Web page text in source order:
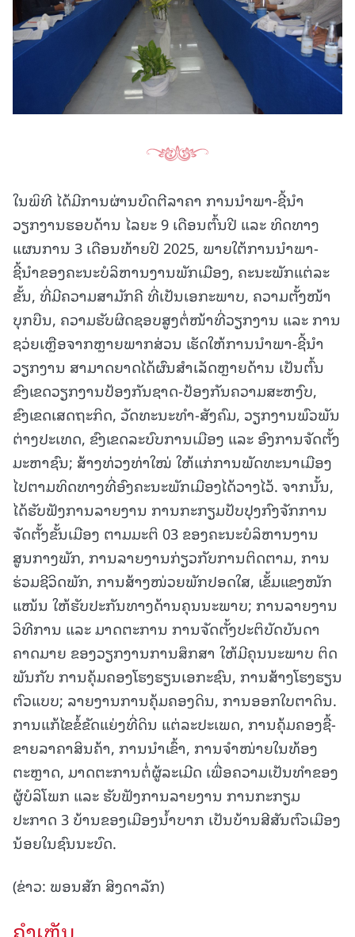
ໃນພິທີ ໄດ້ມີການຜ່ານບົດຕີລາຄາ ການນຳພາ-ຊີ້ນຳ
ວຽກງານຮອບດ້ານ ໄລຍະ 9 ເດືອນຕົ້ນປີ ແລະ ທິດທາງ
ແຜນການ 3 ເດືອນທ້າຍປີ 2025, ພາຍໃຕ້ການນຳພາ-
ຊີ້ນຳຂອງຄະນະບໍລິຫານງານພັກເມືອງ, ຄະນະພັກແຕ່ລະ
ຂັ້ນ, ທີ່ມີຄວາມສາມັກຄີ ທີ່ເປັນເອກະພາບ, ຄວາມຕັ້ງໜ້າ
ບຸກບືນ, ຄວາມຮັບຜິດຊອບສູງຕໍ່ໜ້າທີ່ວຽກງານ ແລະ ການ
ຊວ່ຍເຫຼືອຈາກຫຼາຍພາກສ່ວນ ເຮັດໃຫ້ການນຳພາ-ຊີ້ນຳ
ວຽກງານ ສາມາດຍາດໄດ້ຜົນສຳເລັດຫຼາຍດ້ານ ເປັນຕົ້ນ
ຂົງເຂດວຽກງານປ້ອງກັນຊາດ-ປ້ອງກັນຄວາມສະຫງົບ,
ຂົງເຂດເສດຖະກິດ, ວັດທະນະທຳ-ສັງຄົມ, ວຽກງານພົວພັນ
ຕ່າງປະເທດ, ຂົງເຂດລະບົບການເມືອງ ແລະ ອົງການຈັດຕັ້ງ
ມະຫາຊົນ; ສ້າງທ່ວງທ່າໃໝ່ ໃຫ້ແກ່ການພັດທະນາເມືອງ
ໄປຕາມທິດທາງທີ່ອົງຄະນະພັກເມືອງໄດ້ວາງໄວ້. ຈາກນັ້ນ,
ໄດ້ຮັບຟັງການລາຍງານ ການກະກຽມປັບປຸງກົງຈັກການ
ຈັດຕັ້ງຂັ້ນເມືອງ ຕາມມະຕິ 03 ຂອງຄະນະບໍລິຫານງານ
ສູນກາງພັກ, ການລາຍງານກ່ຽວກັບການຕິດຕາມ, ການ
ຮ່ວມຊີວິດພັກ, ການສ້າງໜ່ວຍພັກປອດໃສ, ເຂັ້ມແຂງໜັກ
ແໜ້ນ ໃຫ້ຮັບປະກັນທາງດ້ານຄຸນນະພາບ; ການລາຍງານ
ວິທີການ ແລະ ມາດຕະການ ການຈັດຕັ້ງປະຕິບັດບັນດາ
ຄາດມາຍ ຂອງວຽກງານການສຶກສາ ໃຫ້ມີຄຸນນະພາບ ຕິດ
ພັນກັບ ການຄຸ້ມຄອງໂຮງຮຽນເອກະຊົນ, ການສ້າງໂຮງຮຽນ
ຕົວແບບ; ລາຍງານການຄຸ້ມຄອງດິນ, ການອອກໃບຕາດິນ.
ການແກ້ໄຂຂໍ້ຂັດແຍ່ງທີ່ດິນ ແຕ່ລະປະເພດ, ການຄຸ້ມຄອງຊື້-
ຂາຍລາຄາສິນຄ້າ, ການນຳເຂົ້າ, ການຈຳໜ່າຍໃນທ້ອງ
ຕະຫຼາດ, ມາດຕະການຕໍ່ຜູ້ລະເມີດ ເພື່ອຄວາມເປັນທຳຂອງ
ຜູ້ບໍລິໂພກ ແລະ ຮັບຟັງການລາຍງານ ການກະກຽມ
ປະກາດ 3 ບ້ານຂອງເມືອງນ້ຳບາກ ເປັນບ້ານສີສັນຕົວເມືອງ
ນ້ອຍໃນຊົນນະບົດ.
(ຂ່າວ: ພອນສັກ ສິງດາລັກ)